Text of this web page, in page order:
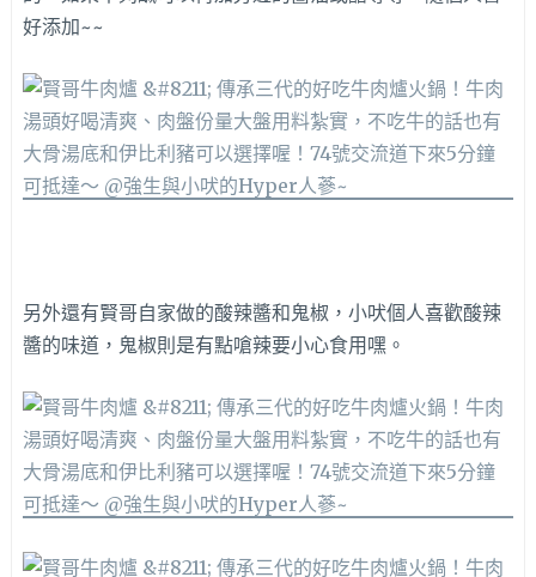
好添加~~
另外還有賢哥自家做的酸辣醬和鬼椒，小吠個人喜歡酸辣
醬的味道，鬼椒則是有點嗆辣要小心食用嘿。